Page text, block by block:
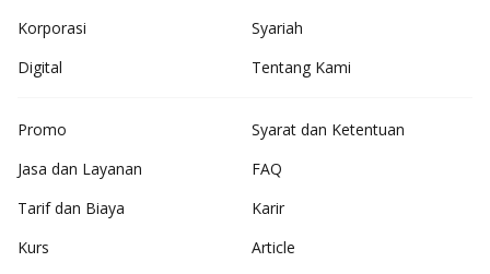
Korporasi
Syariah
Digital
Tentang Kami
Promo
Jasa dan Layanan
Tarif dan Biaya
Kurs
Syarat dan Ketentuan
FAQ
Karir
Article